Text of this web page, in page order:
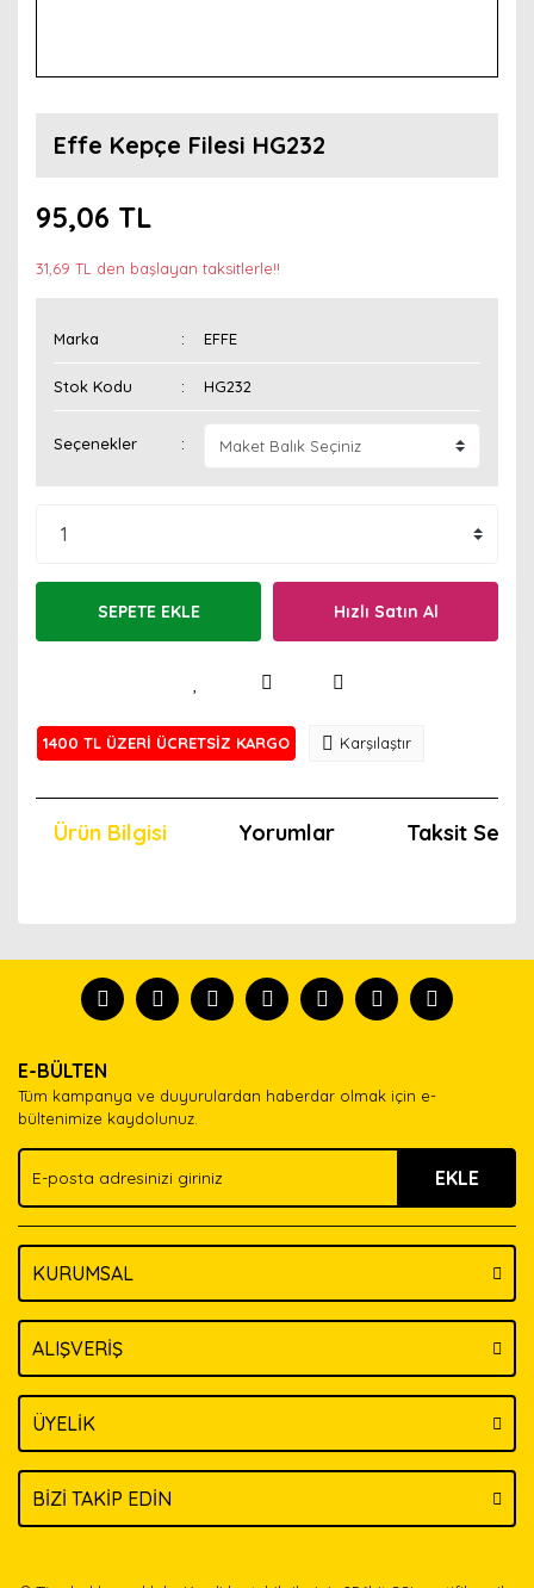
Effe Kepçe Filesi HG232
95,06 TL
31,69 TL den başlayan taksitlerle!!
Marka EFFE
Stok Kodu HG232
Seçenekler
SEPETE EKLE Hızlı Satın Al
1400 TL ÜZERİ ÜCRETSİZ KARGO Karşılaştır
Ürün Bilgisi Yorumlar Taksit
tanısın.
formunu kullanarak tarafımıza iletebilirsiniz.
Görüş ve önerileriniz için teşekkür ederiz.
Ürün açıklamasında eksik bilgiler bulunuyor.
Ürün bilgilerinde hatalar bulunuyor.
Ürün fiyatı diğer sitelerden daha pahalı.
Bu ürüne benzer farklı alternatifler olmalı.
E-BÜLTEN
Tüm kampanya ve duyurulardan haberdar olmak için e-
bültenimize kaydolunuz.
EKLE
KURUMSAL
ALIŞVERİŞ
ÜYELİK
BİZİ TAKİP EDİN